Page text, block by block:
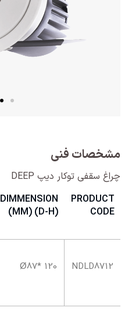
مشخصات فنی
چراغ سقفی توکار دیپ DEEP
PRODUCT
CODE
DIMMENSION
(MM) (D-H)
NDLD8712
120 *Ø87